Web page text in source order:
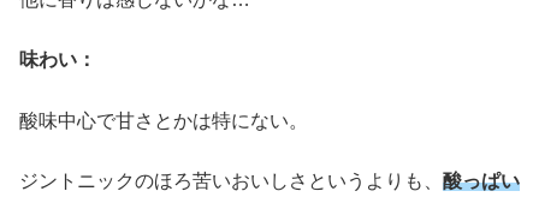
味わい：
酸味中心で甘さとかは特にない。
ジントニックのほろ苦いおいしさというよりも、 酸っぱい